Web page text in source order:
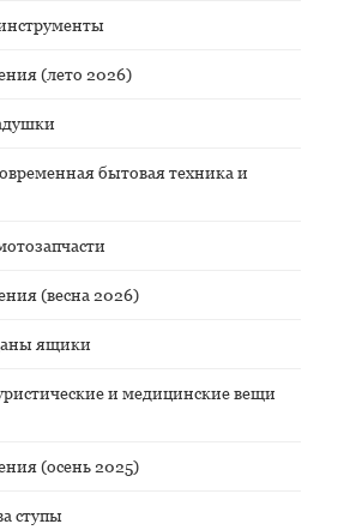
(лето 2026)
бытовая техника и
(весна 2026)
ящики
и медицинские вещи
(осень 2025)
ступы